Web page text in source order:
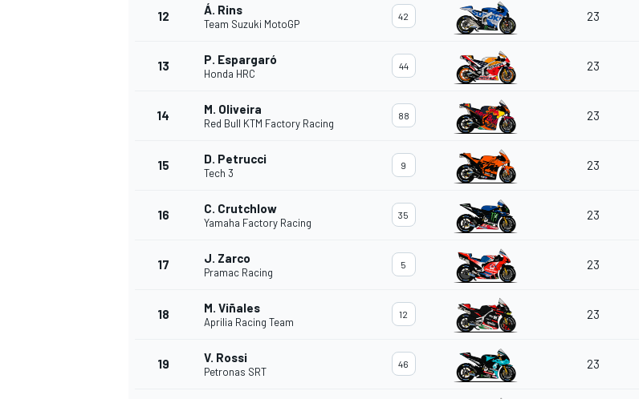
12 Á. Rins
Team Suzuki MotoGP
42 23
13 P. Espargaró
Honda HRC
44 23
14 M. Oliveira
Red Bull KTM Factory Racing
88 23
15 D. Petrucci
Tech 3
9 23
16 C. Crutchlow
Yamaha Factory Racing
35 23
17 J. Zarco
Pramac Racing
5 23
18 M. Viñales
Aprilia Racing Team
12 23
19 V. Rossi
Petronas SRT
46 23